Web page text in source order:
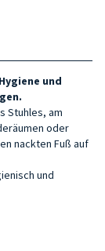
und
Stuhles, am
oder
nackten Fuß auf
und